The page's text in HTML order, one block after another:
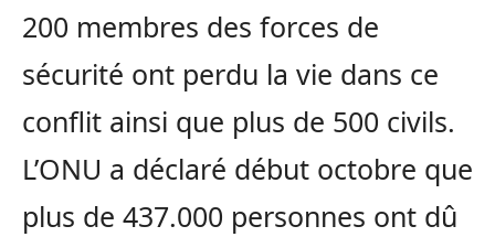
200 membres des forces de
sécurité ont perdu la vie dans ce
conflit ainsi que plus de 500 civils.
L’ONU a déclaré début octobre que
plus de 437.000 personnes ont dû